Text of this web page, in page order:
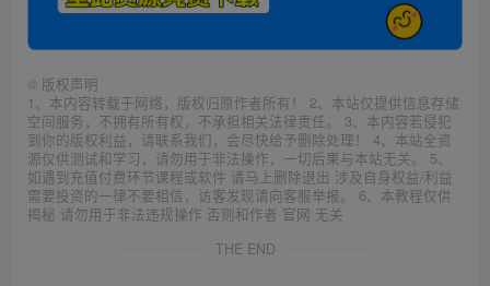
© 版权声明
1、本内容转载于网络，版权归原作者所有！ 2、本站仅提供信息存储
空间服务，不拥有所有权，不承担相关法律责任。 3、本内容若侵犯
到你的版权利益，请联系我们，会尽快给予删除处理！ 4、本站全资
源仅供测试和学习，请勿用于非法操作，一切后果与本站无关。 5、
如遇到充值付费环节课程或软件 请马上删除退出 涉及自身权益/利益
需要投资的一律不要相信，访客发现请向客服举报。 6、本教程仅供
揭秘 请勿用于非法违规操作 否则和作者 官网 无关
THE END